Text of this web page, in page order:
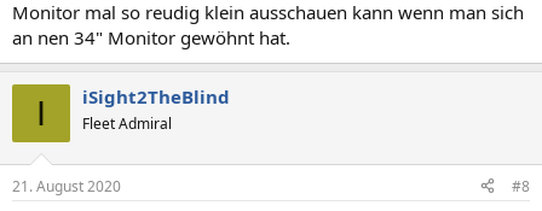
Monitor mal so reudig klein ausschauen kann wenn man sich
an nen 34" Monitor gewöhnt hat.
I iSight2TheBlind
Fleet Admiral
21. August 2020 #8